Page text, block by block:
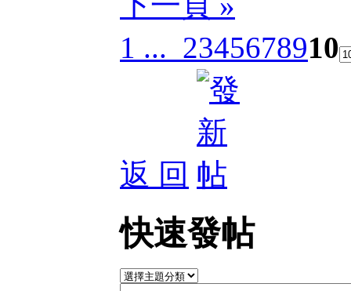
1 ... 2345678910
返 回
快速發帖